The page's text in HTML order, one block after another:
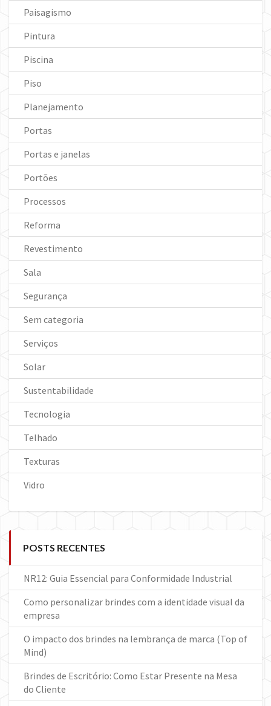
Paisagismo
Pintura
Piscina
Piso
Planejamento
Portas
Portas e janelas
Portões
Processos
Reforma
Revestimento
Sala
Segurança
Sem categoria
Serviços
Solar
Sustentabilidade
Tecnologia
Telhado
Texturas
Vidro
POSTS RECENTES
NR12: Guia Essencial para Conformidade Industrial
Como personalizar brindes com a identidade visual da
empresa
O impacto dos brindes na lembrança de marca (Top of
Mind)
Brindes de Escritório: Como Estar Presente na Mesa
do Cliente